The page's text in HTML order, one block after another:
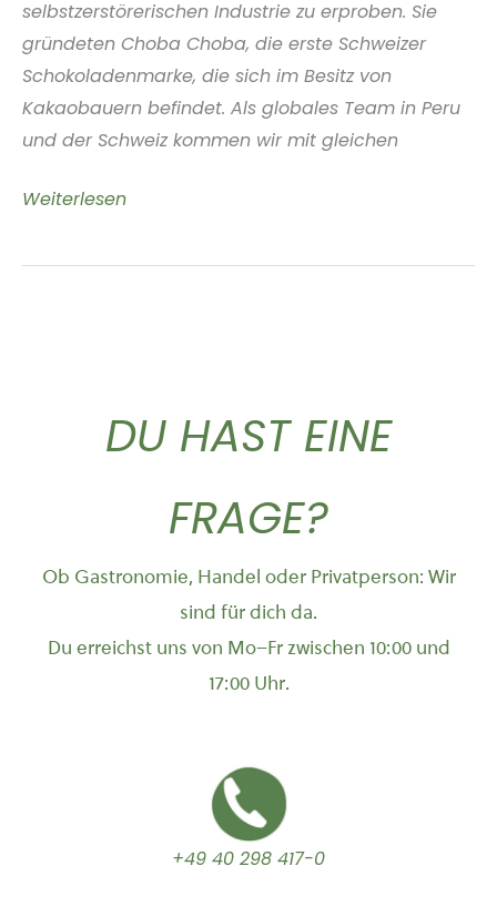
selbstzerstörerischen Industrie zu erproben. Sie
gründeten Choba Choba, die erste Schweizer
Schokoladenmarke, die sich im Besitz von
Kakaobauern befindet. Als globales Team in Peru
und der Schweiz kommen wir mit gleichen
Choba
Suisse
Weiterlesen
DU HAST EINE
FRAGE?
Ob Gastronomie, Handel oder Privatperson: Wir
sind für dich da.
Du erreichst uns von Mo–Fr zwischen 10:00 und
17:00 Uhr.
+49 40 298 417-0